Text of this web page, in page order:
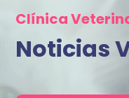
Clínica
Noticias